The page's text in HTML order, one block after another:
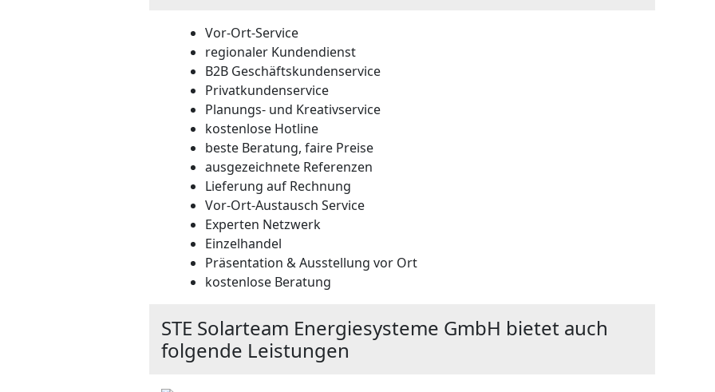
Vor-Ort-Service
regionaler Kundendienst
B2B Geschäftskundenservice
Privatkundenservice
Planungs- und Kreativservice
kostenlose Hotline
beste Beratung, faire Preise
ausgezeichnete Referenzen
Lieferung auf Rechnung
Vor-Ort-Austausch Service
Experten Netzwerk
Einzelhandel
Präsentation & Ausstellung vor Ort
kostenlose Beratung
STE Solarteam Energiesysteme GmbH bietet auch
folgende Leistungen